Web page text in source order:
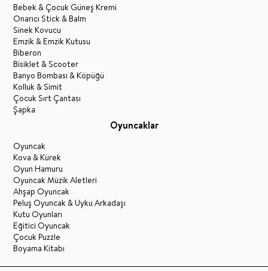
Bebek & Çocuk Güneş Kremi
Onarıcı Stick & Balm
Sinek Kovucu
Emzik & Emzik Kutusu
Biberon
Bisiklet & Scooter
Banyo Bombası & Köpüğü
Kolluk & Simit
Çocuk Sırt Çantası
Şapka
Oyuncaklar
Oyuncak
Kova & Kürek
Oyun Hamuru
Oyuncak Müzik Aletleri
Ahşap Oyuncak
Peluş Oyuncak & Uyku Arkadaşı
Kutu Oyunları
Eğitici Oyuncak
Çocuk Puzzle
Boyama Kitabı